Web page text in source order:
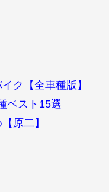
ク【全車種版】
ベスト15選
原二】